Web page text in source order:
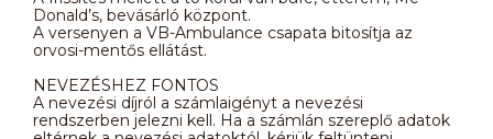
Donald’s, bevásárló központ.
A versenyen a VB-Ambulance csapata bitosítja az
orvosi-mentős ellátást.
NEVEZÉSHEZ FONTOS
A nevezési díjról a számlaigényt a nevezési
rendszerben jelezni kell. Ha a számlán szereplő adatok